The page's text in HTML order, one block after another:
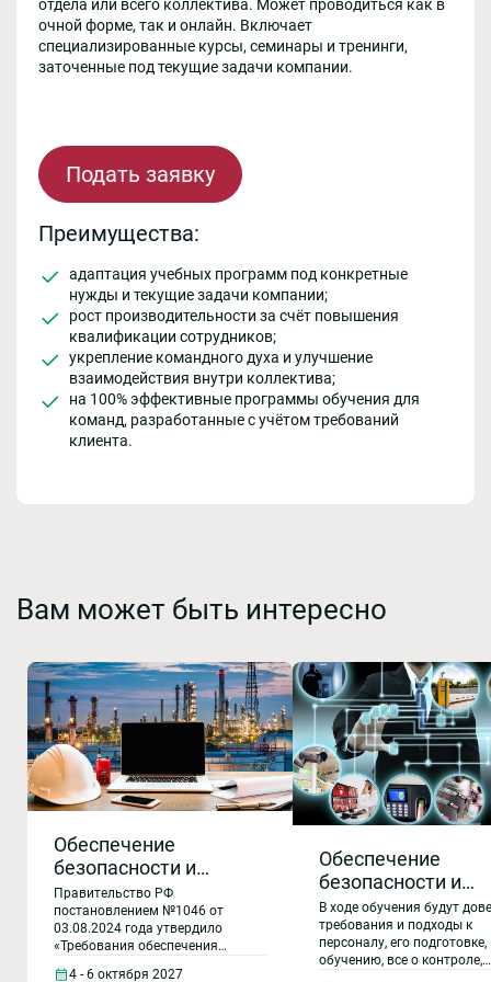
отдела или всего коллектива. Может проводиться как в
очной форме, так и онлайн. Включает
специализированные курсы, семинары и тренинги,
заточенные под текущие задачи компании.
Подать заявку
Преимущества:
адаптация учебных программ под конкретные
нужды и текущие задачи компании;
рост производительности за счёт повышения
квалификации сотрудников;
укрепление командного духа и улучшение
взаимодействия внутри коллектива;
на 100% эффективные программы обучения для
команд, разработанные с учётом требований
клиента.
Вам может быть интересно
Обеспечение
безопасности и
антитеррористической
защищенности
объектов топливно-
энергетического
Правительство РФ
постановлением №1046 от
03.08.2024 года утвердило
«Требования обеспечения
4 - 6 октября 2027
Обеспечение
безопасности и
защищенности
объектов
(территории).
В ходе обучения будут
требования и подходы к
персоналу, его подготовке,
обучению, все о контроле,